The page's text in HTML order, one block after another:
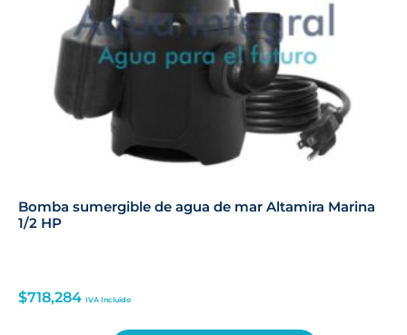
Bomba sumergible de agua de mar Altamira Marina
1/2 HP
$718,284 IVA Incluido